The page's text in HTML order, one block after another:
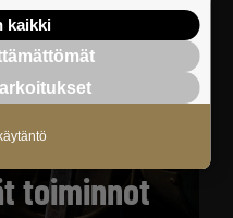
Suiten
toiminnot
kaikki